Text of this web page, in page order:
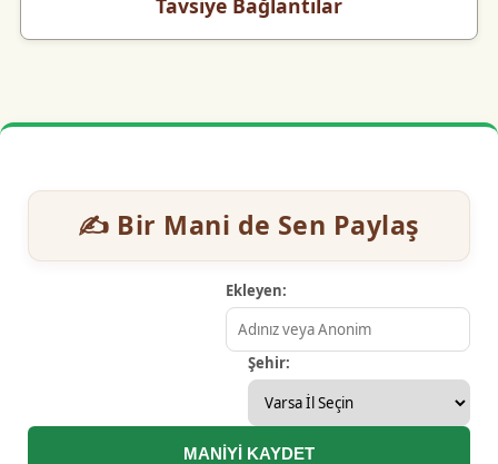
✍️ Bir Mani de Sen Paylaş
Ekleyen:
Şehir:
MANİYİ KAYDET